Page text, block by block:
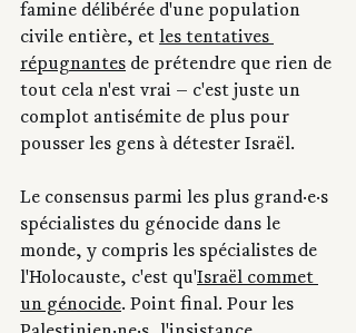
famine délibérée d'une population
civile entière, et les tentatives
répugnantes de prétendre que rien de
tout cela n'est vrai — c'est juste un
complot antisémite de plus pour
pousser les gens à détester Israël.
Le consensus parmi les plus grand·e·s
spécialistes du génocide dans le
monde, y compris les spécialistes de
l'Holocauste, c'est qu'Israël commet
un génocide. Point final. Pour les